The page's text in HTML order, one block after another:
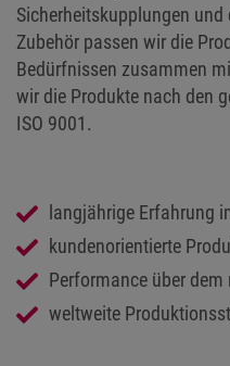
Sicherheitskupplungen
Zubehör passen wir die
Bedürfnissen zusammen
wir die Produkte nach den
ISO 9001.
langjährige Erfahrung
kundenorientierte
Performance über
weltweite